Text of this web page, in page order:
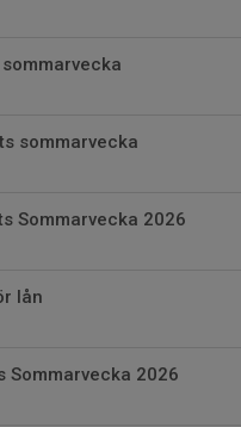
sommarvecka
Sommarvecka 2026
lån
Sommarvecka 2026